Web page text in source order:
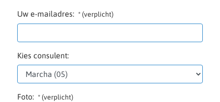
Uw e-mailadres: * (verplicht)
Kies consulent:
Foto: * (verplicht)